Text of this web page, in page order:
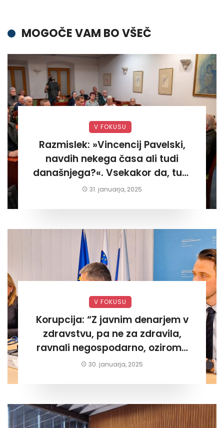
MOGOČE VAM BO VŠEČ
V FOKUSU
Razmislek: »Vincencij Pavelski,
navdih nekega časa ali tudi
današnjega?«. Vsekakor da, tudi
današnjega«
31. januarja, 2025
V FOKUSU
Korupcija: “Z javnim denarjem v
zdravstvu, pa ne za zdravila,
ravnali negospodarno, oziroma
za lastni žep. Tokrat na Žalskem«
30. januarja, 2025